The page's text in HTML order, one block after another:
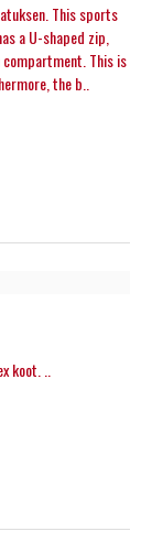
This sports
a U-shaped zip,
This is
the b..
..